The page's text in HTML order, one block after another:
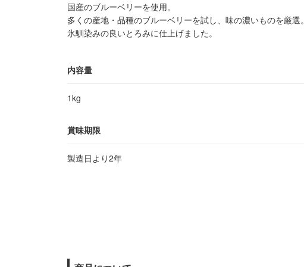
国産のブルーベリーを使用。
多くの産地・品種のブルーベリーを試し、味の濃いものを厳選。
氷馴染みの良いとろみに仕上げました。
内容量
1kg
賞味期限
製造日より2年